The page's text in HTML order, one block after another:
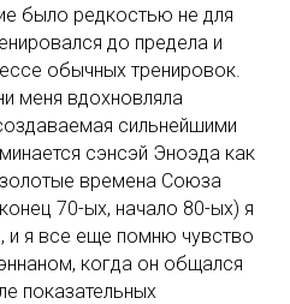
было редкостью не для
до предела и
обычных тренировок.
меня вдохновляла
сильнейшими
сэнсэй Эноэда как
времена Союза
70-ых, начало 80-ых) я
я все еще помню чувство
когда он общался
показательных